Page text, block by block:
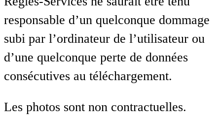
responsable d’un quelconque dommage
subi par l’ordinateur de l’utilisateur ou
d’une quelconque perte de données
consécutives au téléchargement.
Les photos sont non contractuelles.